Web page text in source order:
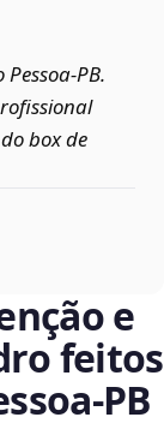
box de
e
feitos